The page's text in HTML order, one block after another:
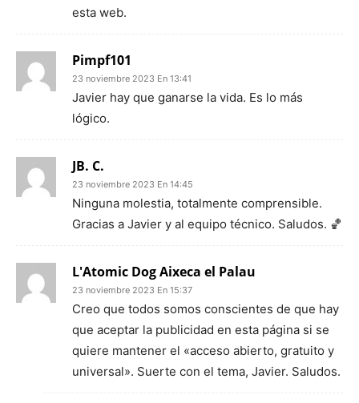
esta web.
Pimpf101
23 noviembre 2023 En 13:41
Javier hay que ganarse la vida. Es lo más
lógico.
JB. C.
23 noviembre 2023 En 14:45
Ninguna molestia, totalmente comprensible.
Gracias a Javier y al equipo técnico. Saludos. 🏀
L'Atomic Dog Aixeca el Palau
23 noviembre 2023 En 15:37
Creo que todos somos conscientes de que hay
que aceptar la publicidad en esta página si se
quiere mantener el «acceso abierto, gratuito y
universal». Suerte con el tema, Javier. Saludos.